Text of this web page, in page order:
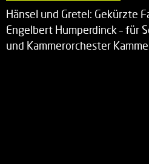
Hänsel und Gretel: Gekürzte
Engelbert Humperdinck – für
und Kammerorchester